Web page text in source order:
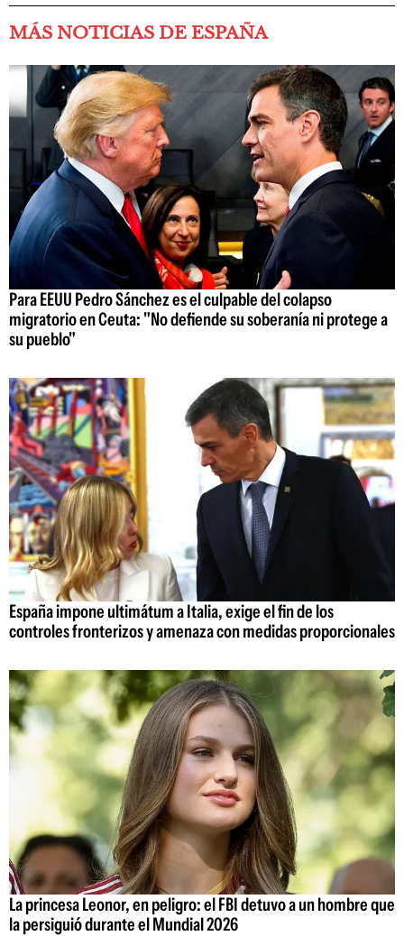
MÁS NOTICIAS DE ESPAÑA
Para EEUU Pedro Sánchez es el culpable del colapso
migratorio en Ceuta: "No defiende su soberanía ni protege a
su pueblo"
España impone ultimátum a Italia, exige el fin de los
controles fronterizos y amenaza con medidas proporcionales
La princesa Leonor, en peligro: el FBI detuvo a un hombre que
la persiguió durante el Mundial 2026